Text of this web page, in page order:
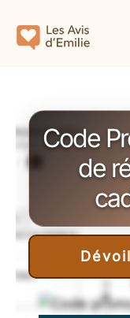
Code
de